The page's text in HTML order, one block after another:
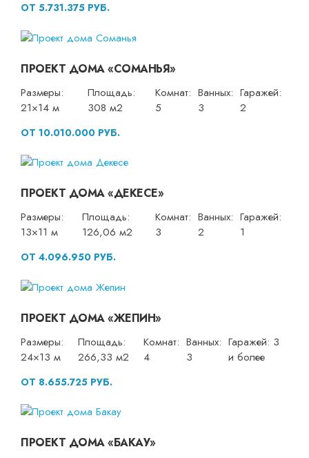
ОТ 5.731.375 РУБ.
ПРОЕКТ ДОМА «СОМАНЬЯ»
Размеры:
21×14 м
Площадь:
308 м2
Комнат:
5
Ванных:
3
Гаражей:
2
ОТ 10.010.000 РУБ.
ПРОЕКТ ДОМА «ДЕКЕСЕ»
Размеры:
13×11 м
Площадь:
126,06 м2
Комнат:
3
Ванных:
2
Гаражей:
1
ОТ 4.096.950 РУБ.
ПРОЕКТ ДОМА «ЖЕПИН»
Размеры:
24×13 м
Площадь:
266,33 м2
Комнат:
4
Ванных:
3
Гаражей: 3
и более
ОТ 8.655.725 РУБ.
ПРОЕКТ ДОМА «БАКАУ»